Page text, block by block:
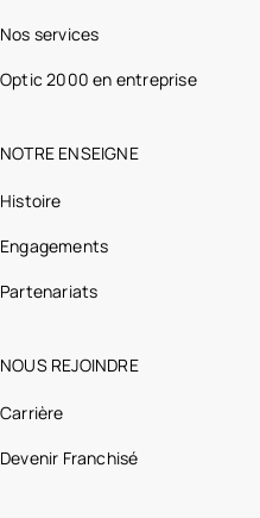
Nos services
Optic 2000 en entreprise
NOTRE ENSEIGNE
Histoire
Engagements
Partenariats
NOUS REJOINDRE
Carrière
Devenir Franchisé